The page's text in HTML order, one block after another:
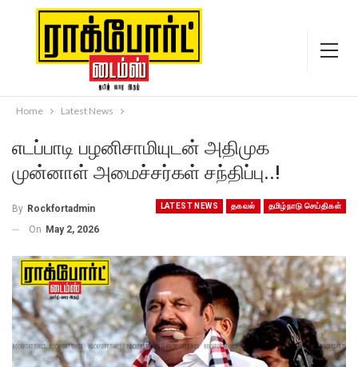
Home Latest News
எடப்பாடி பழனிசாமியுடன் அதிமுக
முன்னாள் அமைச்சர்கள் சந்திப்பு..!
LATEST NEWS தகவல் தமிழ்நாடு செய்திகள்
By Rockfortadmin
On May 2, 2026